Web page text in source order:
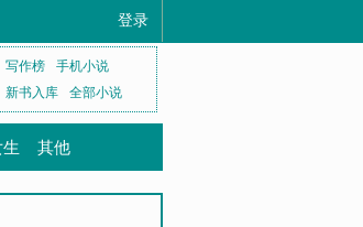
登录
写作榜
手机小说
新书入库 全部小说
其他